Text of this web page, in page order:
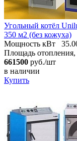
Угольный котёл
350 м2 (без кожуха)
Мощность кВт
Площадь
661500 руб./шт
в наличии
Купить